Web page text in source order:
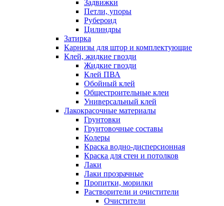
Задвижки
Петли, упоры
Рубероид
Цилиндры
Затирка
Карнизы для штор и комплектующие
Клей, жидкие гвозди
Жидкие гвозди
Клей ПВА
Обойный клей
Общестроительные клеи
Универсальный клей
Лакокрасочные материалы
Грунтовки
Грунтовочные составы
Колеры
Краска водно-дисперсионная
Краска для стен и потолков
Лаки
Лаки прозрачные
Пропитки, морилки
Растворители и очистители
Очистители